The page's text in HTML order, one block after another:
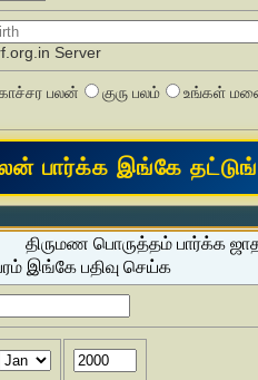
Server
பலன் குரு பலம் உங்கள்
திருமண பொருத்தம் பார்க்க
இங்கே பதிவு செய்க